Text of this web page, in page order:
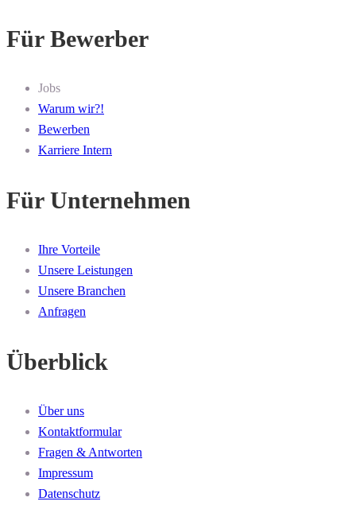
Für Bewerber
Jobs
Warum wir?!
Bewerben
Karriere Intern
Für Unternehmen
Ihre Vorteile
Unsere Leistungen
Unsere Branchen
Anfragen
Überblick
Über uns
Kontaktformular
Fragen & Antworten
Impressum
Datenschutz